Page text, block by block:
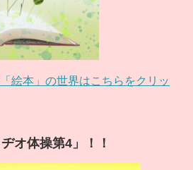
絵本」の世界はこちらをクリッ
オ体操第4」！！